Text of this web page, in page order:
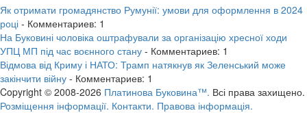
Як отримати громадянство Румунії: умови для оформлення в 2024
році - Комментариев: 1
На Буковині чоловіка оштрафували за організацію хресної ходи
УПЦ МП під час воєнного стану - Комментариев: 1
Відмова від Криму і НАТО: Трамп натякнув як Зеленський може
закінчити війну - Комментариев: 1
Copyright © 2008-2026 Платинова Буковина™. Всі права захищено.
Розміщення інформації. Контакти. Правова інформація.